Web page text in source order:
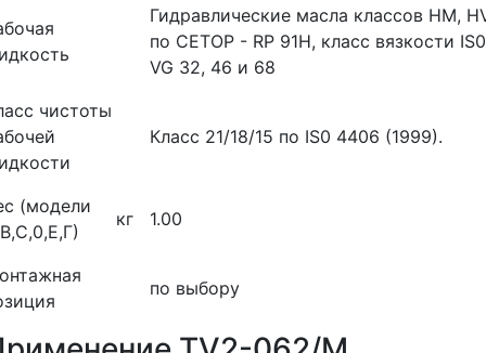
Гидравлические масла классов НМ,
по СЕТОР - RP 91Н, класс вязкости IS0
VG 32, 46 и 68
чистоты
Класс 21/18/15 по IS0 4406 (1999).
(модели
кг 1.00
по выбору